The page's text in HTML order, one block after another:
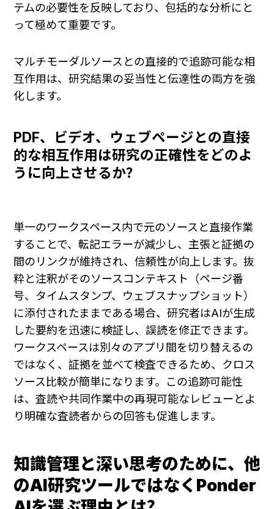
テムの必要性を反映しており、包括的な分析にと
って極めて重要です。
マルチモーダルソースとの直接的で追跡可能な相
互作用は、研究結果の妥当性と伝達性の両方を強
化します。
PDF、ビデオ、ウェブページとの直接
的な相互作用は研究の正確性をどのよ
うに向上させるか？
単一のワークスペース内で元のソースと直接作業
することで、転記エラーが減少し、主張と証拠の
間のリンクが維持され、信頼性が向上します。抜
粋と注釈がそのソースコンテキスト（ページ番
号、タイムスタンプ、ウェブスナップショット）
に添付されたままである場合、研究者はAIが生成
した要約を迅速に検証し、誤読を修正できます。
ワークスペースは別々のアプリ間を切り替えるの
ではなく、証拠を並べて検査できるため、クロス
ソース比較が簡単になります。この追跡可能性
は、査読や共同作業中の再現可能なレビューとよ
り明確な査読者からの回答も促進します。
知識管理と深い思考のために、他
のAI研究ツールではなくPonder